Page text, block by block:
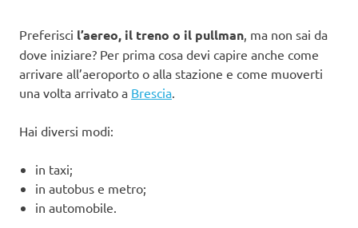
Preferisci l’aereo, il treno o il pullman, ma non sai da
dove iniziare? Per prima cosa devi capire anche come
arrivare all’aeroporto o alla stazione e come muoverti
una volta arrivato a Brescia.
Hai diversi modi:
in taxi;
in autobus e metro;
in automobile.